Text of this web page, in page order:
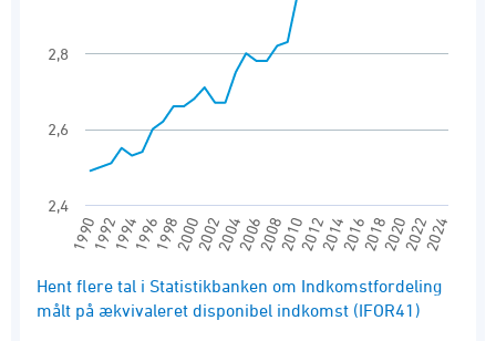
199019921994199619982000200220042006200820102012201420162018202020222024
2,4
2,6
2,8
End of interactive chart.
Hent flere tal i Statistikbanken om Indkomstfordeling
målt på ækvivaleret disponibel indkomst (IFOR41)